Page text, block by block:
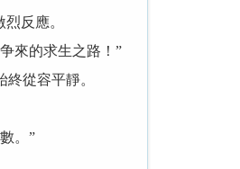
反應。
來的求生之路！”
從容平靜。
。”